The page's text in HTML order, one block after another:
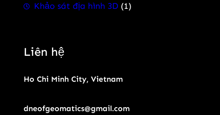
Khảo sát địa hình 3D (1)
Liên hệ
Ho Chi Minh City, Vietnam
dneofgeomatics@gmail.com